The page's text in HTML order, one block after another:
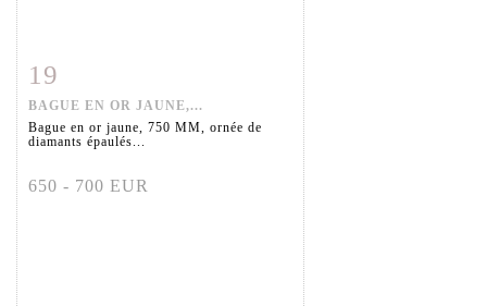
Fiche détaillée
19
BAGUE EN OR JAUNE,...
Bague en or jaune, 750 MM, ornée de
diamants épaulés...
650 - 700 EUR